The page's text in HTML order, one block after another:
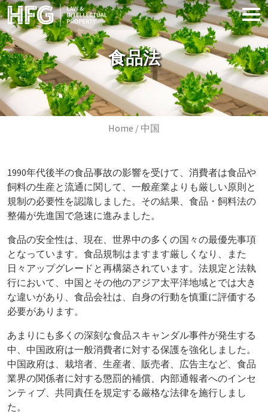
Skip to main content
Image
食品法
Breadcrumb
Home 中国
1990年代後半の食品事故の影響を受けて、消費者は食品や
飼料の生産と流通に関して、一般産業よりも厳しい原則と
規制の必要性を認識しました。その結果、食品・飼料法の
整備が先進国で急速に進みました。
食品の安全性は、現在、世界中の多くの国々の最優先事項
となっています。食品規制はますます厳しくなり、また
日々アップグレードと再構築されています。法規定と法執
行において、中国とその他のアジア太平洋地域とでは大き
な違いがあり、食品会社は、自身の行動を慎重に評価する
必要があります。
あまりにも多くの深刻な食品スキャンダル事件が発生する
中、中国政府は一般消費者に対する保護を強化しました。
中国政府は、栽培者、生産者、販売者、広告主など、食品
業界の関係者に対する懲罰的補償、内部通報者へのインセ
ンティブ、共同責任を規定する厳格な法律を施行しまし
た。